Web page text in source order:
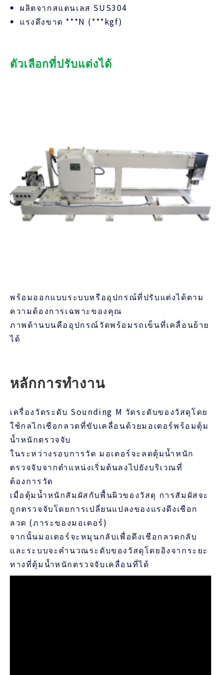
ผลิตจากสแตนเลส SUS304
แรงดึงขาด ***N (***kgf)
ตัวเลือกที่ปรับแต่งได้
พร้อมออกแบบระบบหรืออุปกรณ์ที่ปรับแต่งได้ตาม
ความต้องการเฉพาะของคุณ
ภาพด้านบนคืออุปกรณ์วัดพร้อมรถเข็นที่เคลื่อนย้าย
ได้
หลักการทำงาน
เครื่องวัดระดับ Sounding M วัดระดับของวัสดุโดย
ใช้กลไกเชือกลวดที่ขับเคลื่อนด้วยมอเตอร์พร้อมตุ้ม
น้ำหนักตรวจจับ
ในระหว่างรอบการวัด มอเตอร์จะลดตุ้มน้ำหนัก
ตรวจจับจากตำแหน่งเริ่มต้นลงไปยังบริเวณที่
ต้องการวัด
เมื่อตุ้มน้ำหนักสัมผัสกับพื้นผิวของวัสดุ การสัมผัสจะ
ถูกตรวจจับโดยการเปลี่ยนแปลงของแรงดึงเชือก
ลวด (ภาระของมอเตอร์)
จากนั้นมอเตอร์จะหมุนกลับเพื่อดึงเชือกลวดกลับ
และระบบจะคำนวณระดับของวัสดุโดยอิงจากระยะ
ทางที่ตุ้มน้ำหนักตรวจจับเคลื่อนที่ได้